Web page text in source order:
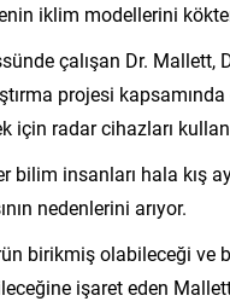
iklim modellerini
çalışan Dr. Mallett,
projesi
için radar cihazları
bilim insanları hala kış
nedenlerini arıyor.
birikmiş olabileceği ve
işaret eden